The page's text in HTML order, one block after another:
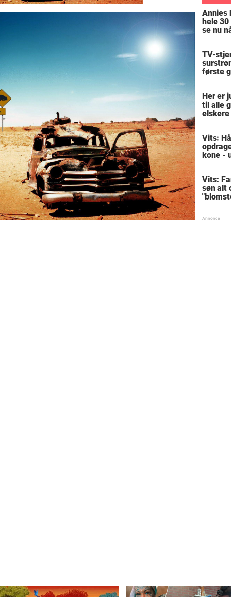
Annies
hele
se nu
TV-
første
skrige
Her er
til alle
elskere
Vits:
kone -
Vits:
søn alt